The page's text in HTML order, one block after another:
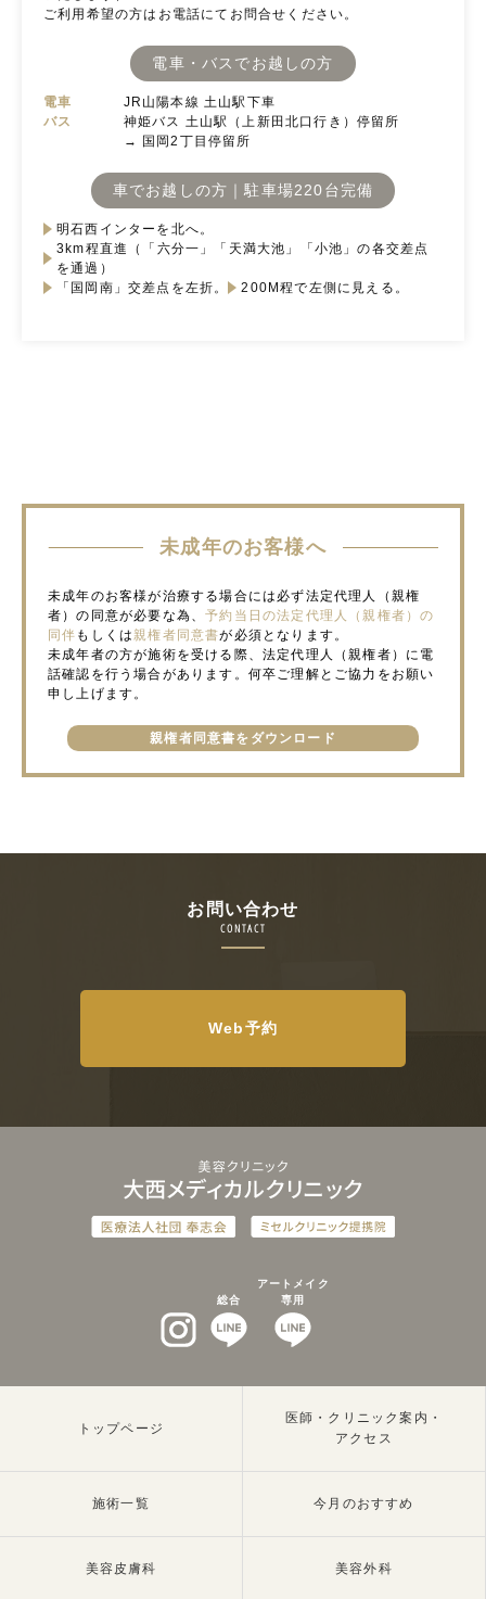
ご利用希望の方はお電話にてお問合せください。
電車・バスでお越しの方
電車
JR山陽本線 土山駅下車
バス
神姫バス 土山駅（上新田北口行き）停留所
→ 国岡2丁目停留所
車でお越しの方｜駐車場220台完備
明石西インターを北へ。
3km程直進（「六分一」「天満大池」「小池」の各交差点
を通過）
「国岡南」交差点を左折。
200M程で左側に見える。
未成年のお客様へ
未成年のお客様が治療する場合には必ず法定代理人（親権
者）の同意が必要な為、予約当日の法定代理人（親権者）の
同伴 もしくは親権者同意書が必須となります。
未成年者の方が施術を受ける際、法定代理人（親権者）に電
話確認を行う場合があります。何卒ご理解とご協力をお願い
申し上げます。
親権者同意書をダウンロード
お問い合わせ
CONTACT
Web予約
インスタグラム
総合
LINEat
アートメイク
専用
トップページ
医師・クリニック案内・
アクセス
施術一覧 今月のおすすめ
美容皮膚科 美容外科